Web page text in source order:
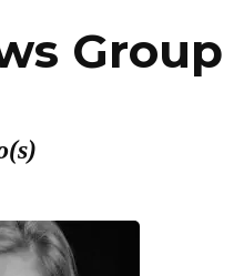
Group